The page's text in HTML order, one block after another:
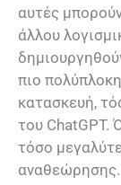
αυτές
άλλου
πιο πολύπλοκη
κατασκευή,
του ChatGPT.
τόσο
αναθεώρησης.